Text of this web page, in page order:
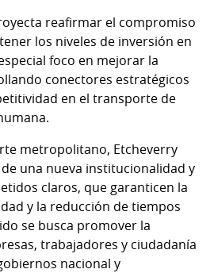
reafirmar el compromiso
los niveles de inversión en
foco en mejorar la
conectores estratégicos
en el transporte de
metropolitano, Etcheverry
una nueva institucionalidad y
claros, que garanticen la
y la reducción de tiempos
se busca promover la
trabajadores y ciudadanía
nacional y